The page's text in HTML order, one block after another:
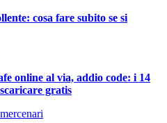
cosa fare subito se si
online al via, addio code: i 14
gratis